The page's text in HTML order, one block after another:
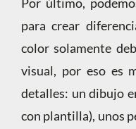
para crear
color solamente
visual, por eso es
detalles: un dibujo
con plantilla), unos